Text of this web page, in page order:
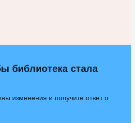
библиотека стала
изменения и получите ответ о